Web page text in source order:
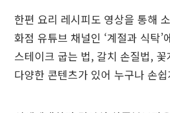
한편 요리 레시피도 영상을 통해
화점 유튜브 채널인 ‘계절과 식탁’
스테이크 굽는 법, 갈치 손질법,
다양한 콘텐츠가 있어 누구나 손